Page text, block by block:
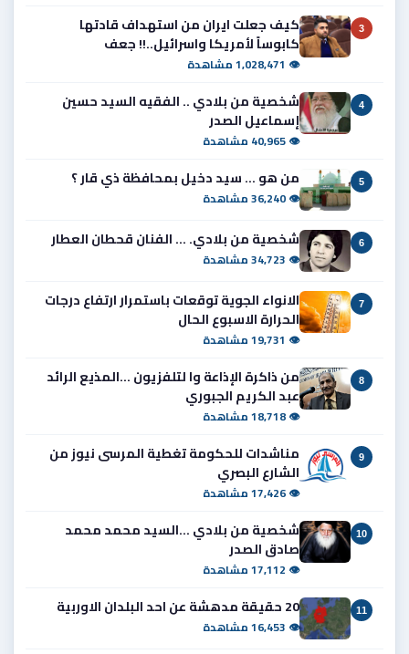
3
كيف جعلت ايران من استهداف قادتها
كابوساً لأمريكا واسرائيل..!! جعف
👁 1,028,471 مشاهدة
4
شخصية من بلادي .. الفقيه السيد حسين
إسماعيل الصدر
👁 40,965 مشاهدة
5 من هو ... سيد دخيل بمحافظة ذي قار ؟
👁 36,240 مشاهدة
6 شخصية من بلادي. ... الفنان قحطان العطار
👁 34,723 مشاهدة
7
الانواء الجوية توقعات باستمرار ارتفاع درجات
الحرارة الاسبوع الحال
👁 19,731 مشاهدة
8
من ذاكرة الإذاعة وا لتلفزيون ...المذيع الرائد
عبد الكريم الجبوري
👁 18,718 مشاهدة
9
مناشدات للحكومة تغطية المرسى نيوز من
الشارع البصري
👁 17,426 مشاهدة
10
شخصية من بلادي ...السيد محمد محمد
صادق الصدر
👁 17,112 مشاهدة
11 20 حقيقة مدهشة عن احد البلدان الاوربية
👁 16,453 مشاهدة